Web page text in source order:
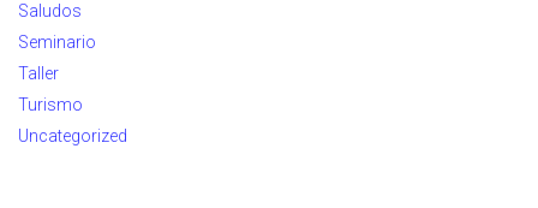
Saludos
Seminario
Taller
Turismo
Uncategorized